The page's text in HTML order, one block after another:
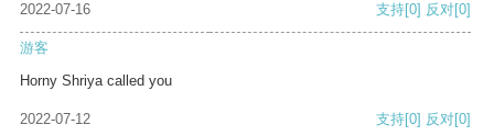
2022-07-16 支持[0] 反对[0]
游客
Horny Shriya called you
2022-07-12 支持[0] 反对[0]